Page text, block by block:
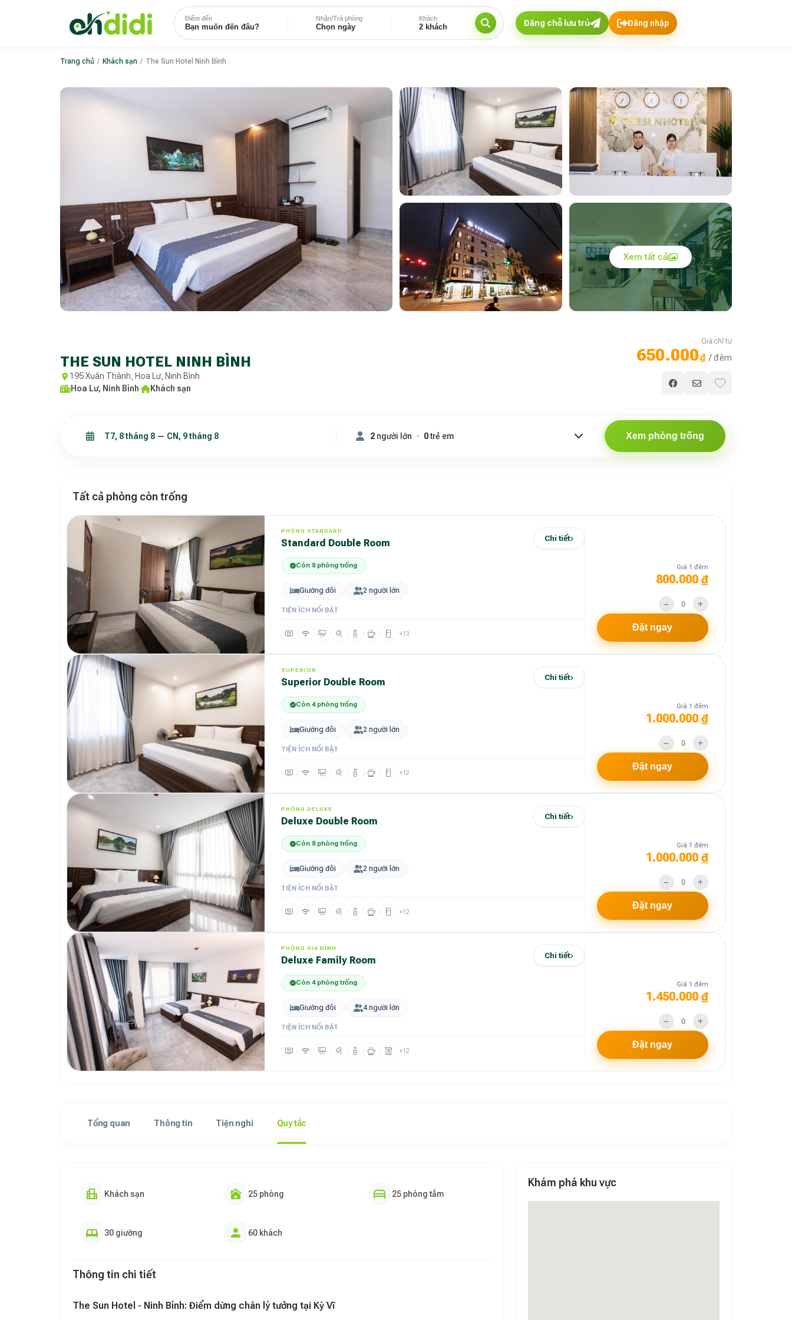
Điểm đến
Bạn muốn đến đâu?
Nhận/Trả phòng
Chọn ngày
Khách
2 khách Đăng chỗ lưu trú Đăng nhập
Trang chủ / Khách sạn / The Sun Hotel Ninh Bình
Xem tất cả
THE SUN HOTEL NINH BÌNH
195 Xuân Thành, Hoa Lư, Ninh Bình
Hoa Lư, Ninh Bình· Khách sạn
Giá chỉ từ
650.000₫ / đêm
2 người lớn 0trẻ em Xem phòng trống
Tất cả phòng còn trống
PHÒNG STANDARD
Standard Double Room Chi tiết
Còn 8 phòng trống
Giường đôi 2 người lớn
TIỆN ÍCH NỔI BẬT
+13
Giá 1 đêm
800.000 ₫
Đặt ngay
SUPERIOR
Superior Double Room Chi tiết
Còn 4 phòng trống
Giường đôi 2 người lớn
TIỆN ÍCH NỔI BẬT
+12
Giá 1 đêm
1.000.000 ₫
Đặt ngay
PHÒNG DELUXE
Deluxe Double Room Chi tiết
Còn 8 phòng trống
Giường đôi 2 người lớn
TIỆN ÍCH NỔI BẬT
+12
Giá 1 đêm
1.000.000 ₫
Đặt ngay
PHÒNG GIA ĐÌNH
Deluxe Family Room Chi tiết
Còn 4 phòng trống
Giường đôi 4 người lớn
TIỆN ÍCH NỔI BẬT
+12
Giá 1 đêm
1.450.000 ₫
Đặt ngay
Tổng quan Thông tin Tiện nghi Quy tắc
Khách sạn 25 phòng 25 phòng tắm
30 giường 60 khách
Thông tin chi tiết
The Sun Hotel - Ninh Bình: Điểm dừng chân lý tưởng tại Kỳ Vĩ
Khám phá khu vực